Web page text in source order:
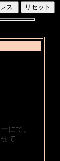
にて。
て